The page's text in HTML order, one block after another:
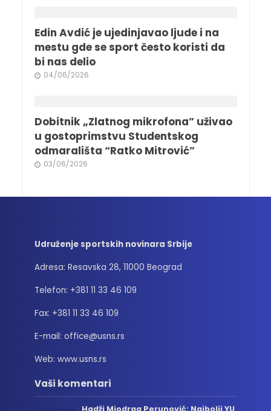
Edin Avdić je ujedinjavao ljude i na
mestu gde se sport često koristi da
bi nas delio
04/06/2026
Dobitnik „Zlatnog mikrofona” uživao
u gostoprimstvu Studentskog
odmarališta “Ratko Mitrović”
03/06/2026
Udruženje sportskih novinara Srbije
Adresa: Resavska 28, 11000 Beograd
Telefon: +381 11 33 46 109
Fax: +381 11 33 46 109
E-mail: office@usns.rs
Web: www.usns.rs
Vaši komentari
Hadži Miodrag Perunović: Najbolji YU